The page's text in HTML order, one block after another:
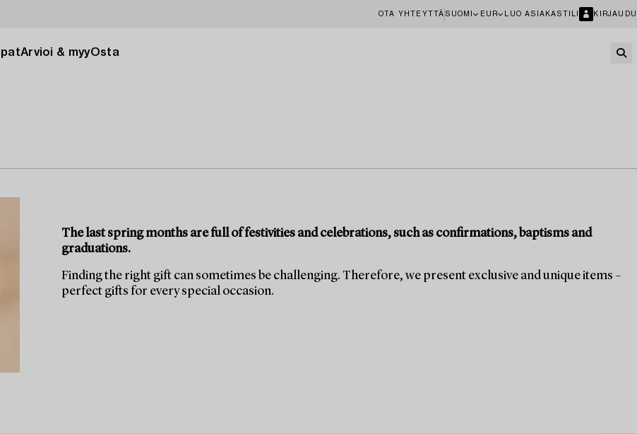
OTA YHTEYTTÄ SUOMI EUR LUO ASIAKASTILI KIRJAUDU
Arvioi & myyOsta
The last spring months are full of festivities and celebrations, such as confirmations, baptisms and
graduations.
Finding the right gift can sometimes be challenging. Therefore, we present exclusive and unique items –
perfect gifts for every special occasion.